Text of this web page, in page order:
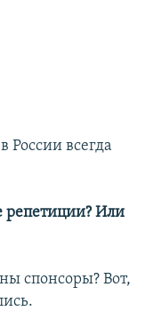
всегда
репетиции? Или
спонсоры? Вот,